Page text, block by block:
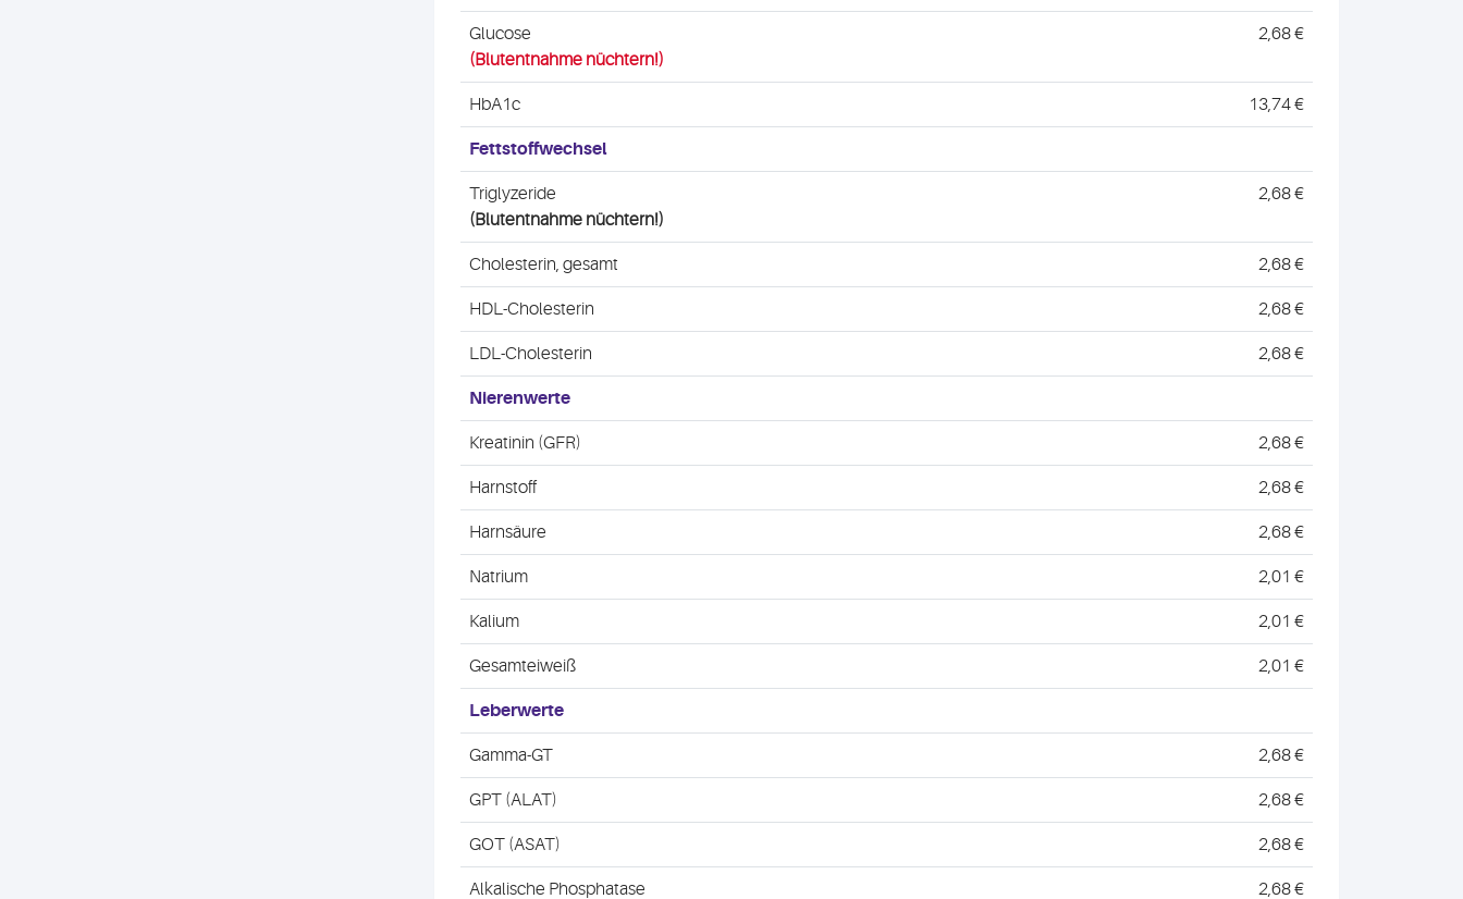
Glucose
(Blutentnahme nüchtern!)
2,68 €
HbA1c 13,74 €
Fettstoffwechsel
Triglyzeride
(Blutentnahme nüchtern!)
2,68 €
Cholesterin, gesamt 2,68 €
HDL-Cholesterin 2,68 €
LDL-Cholesterin 2,68 €
Nierenwerte
Kreatinin (GFR) 2,68 €
Harnstoff 2,68 €
Harnsäure 2,68 €
Natrium 2,01 €
Kalium 2,01 €
Gesamteiweiß 2,01 €
Leberwerte
Gamma-GT 2,68 €
GPT (ALAT) 2,68 €
GOT (ASAT) 2,68 €
Alkalische Phosphatase 2,68 €